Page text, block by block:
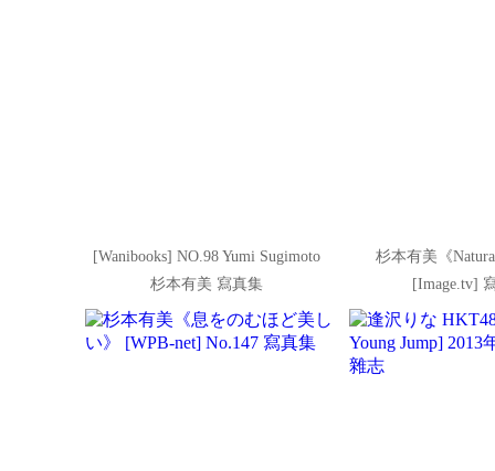
[Wanibooks] NO.98 Yumi Sugimoto
杉本有美 寫真集
杉本有美《
[Image.tv]